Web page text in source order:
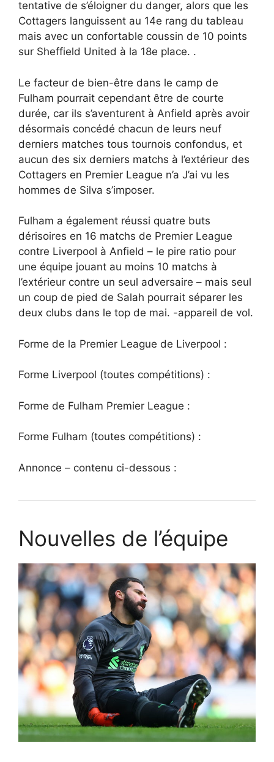
tentative de s’éloigner du danger, alors que les
Cottagers languissent au 14e rang du tableau
mais avec un confortable coussin de 10 points
sur Sheffield United à la 18e place. .
Le facteur de bien-être dans le camp de
Fulham pourrait cependant être de courte
durée, car ils s’aventurent à Anfield après avoir
désormais concédé chacun de leurs neuf
derniers matches tous tournois confondus, et
aucun des six derniers matchs à l’extérieur des
Cottagers en Premier League n’a J’ai vu les
hommes de Silva s’imposer.
Fulham a également réussi quatre buts
dérisoires en 16 matchs de Premier League
contre Liverpool à Anfield – le pire ratio pour
une équipe jouant au moins 10 matchs à
l’extérieur contre un seul adversaire – mais seul
un coup de pied de Salah pourrait séparer les
deux clubs dans le top de mai. -appareil de vol.
Forme de la Premier League de Liverpool :
Forme Liverpool (toutes compétitions) :
Forme de Fulham Premier League :
Forme Fulham (toutes compétitions) :
Annonce – contenu ci-dessous :
Nouvelles de l’équipe